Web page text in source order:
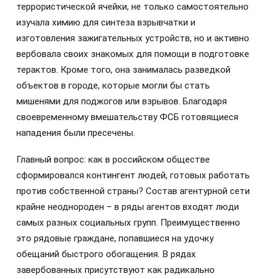
террористической ячейки, не только самостоятельно
изучала химию для синтеза взрывчатки и
изготовления зажигательных устройств, но и активно
вербовала своих знакомых для помощи в подготовке
терактов. Кроме того, она занималась разведкой
объектов в городе, которые могли бы стать
мишенями для поджогов или взрывов. Благодаря
своевременному вмешательству ФСБ готовящиеся
нападения были пресечены.
Главный вопрос: как в российском обществе
сформировался контингент людей, готовых работать
против собственной страны? Состав агентурной сети
крайне неоднороден – в ряды агентов входят люди
самых разных социальных групп. Преимущественно
это рядовые граждане, попавшиеся на удочку
обещаний быстрого обогащения. В рядах
завербованных присутствуют как радикально